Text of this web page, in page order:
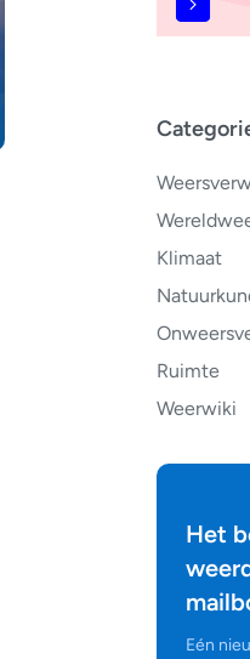
Klimaat
Ruimte
Weerwiki
Het
Eén